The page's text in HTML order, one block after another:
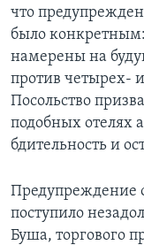
АМЕРИКА.
ПОДПИСКА НА
Learning English
СОЦИАЛЬНЫЕ СЕТИ
Языки
что
было
намерены на
против четырех-
Посольство
подобных отелях
бдительность и
Предупреждение
поступило
Буша, торгового